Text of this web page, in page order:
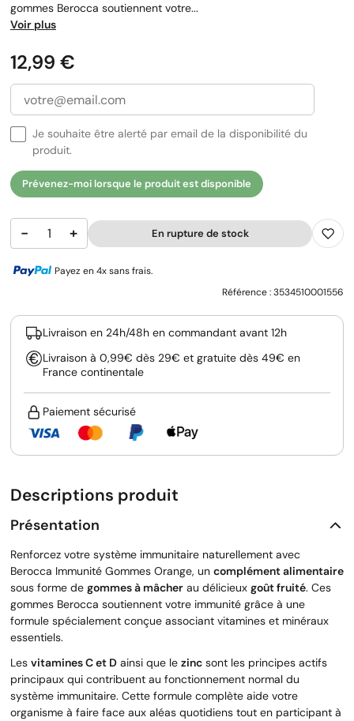
gommes Berocca soutiennent votre...
Voir plus
Prix
12,99 €
Je souhaite être alerté par email de la disponibilité du
produit.
Prévenez-moi lorsque le produit est disponible
− + En rupture de stock
Payez en 4x sans frais.
Référence :3534510001556
Livraison en 24h/48h en commandant avant 12h
Livraison à 0,99€ dès 29€ et gratuite dès 49€ en
France continentale
Paiement sécurisé
Descriptions produit
Présentation
Renforcez votre système immunitaire naturellement avec
Berocca Immunité Gommes Orange, un complément alimentaire
sous forme de gommes à mâcher au délicieux goût fruité. Ces
gommes Berocca soutiennent votre immunité grâce à une
formule spécialement conçue associant vitamines et minéraux
essentiels.
Les vitamines C et D ainsi que le zinc sont les principes actifs
principaux qui contribuent au fonctionnement normal du
système immunitaire. Cette formule complète aide votre
organisme à faire face aux aléas quotidiens tout en participant à